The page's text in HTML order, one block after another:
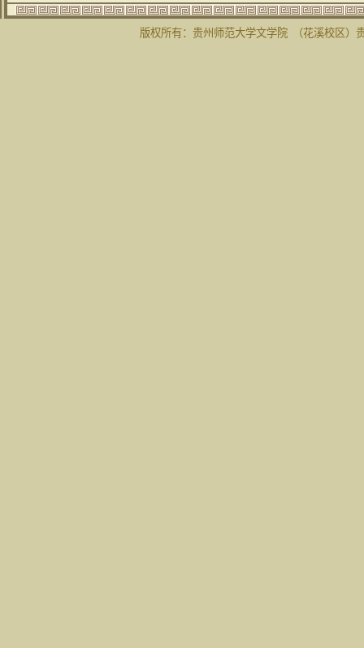
版权所有：贵州师范大学文学院 （花溪校区